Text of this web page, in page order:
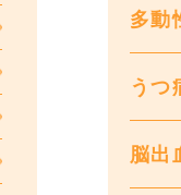
多動
う
脳出